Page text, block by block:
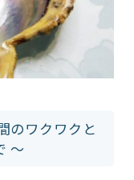
のワクワクと
～